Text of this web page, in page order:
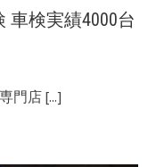
車検実績4000台
門店 [...]